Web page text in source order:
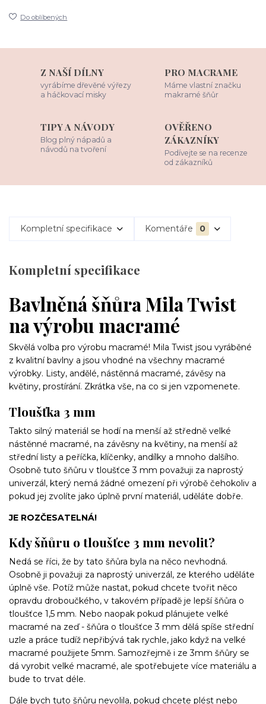
Do oblíbených
Z NAŠÍ DÍLNY
vyrábíme dřevěné výřezy
a háčkovací misky
PRO MACRAME
Máme vlastní značku
makramé šňůr
TIPY A NÁVODY
Blog plný nápadů a
návodů na tvoření
OVĚŘENO
ZÁKAZNÍKY
Podívejte se na recenze
od zákazníků
Kompletní specifikace Komentáře 0
Kompletní specifikace
Bavlněná šňůra Mila Twist
na výrobu macramé
Skvělá volba pro výrobu macramé! Mila Twist jsou vyráběné
z kvalitní bavlny a jsou vhodné na všechny macramé
výrobky. Listy, andělé, nástěnná macramé, závěsy na
květiny, prostírání. Zkrátka vše, na co si jen vzpomenete.
Tloušťka 3 mm
Takto silný materiál se hodí na menší až středně velké
nástěnné macramé, na závěsny na květiny, na menší až
střední listy a peříčka, klíčenky, andílky a mnoho dalšího.
Osobně tuto šňůru v tloušťce 3 mm považuji za naprostý
univerzál, který nemá žádné omezení při výrobě čehokoliv a
pokud jej zvolíte jako úplně první materiál, uděláte dobře.
JE ROZČESATELNÁ!
Kdy šňůru o tloušťce 3 mm nevolit?
Nedá se říci, že by tato šňůra byla na něco nevhodná.
Osobně ji považuji za naprostý univerzál, ze kterého uděláte
úplně vše. Potíž může nastat, pokud chcete tvořit něco
opravdu droboučkého, v takovém případě je lepší šňůra o
tloušťce 1,5 mm. Nebo naopak pokud plánujete velké
macramé na zeď - šňůra o tloušťce 3 mm dělá spíše střední
uzle a práce tudíž nepřibývá tak rychle, jako když na velké
macramé použijete 5mm. Samozřejmě i ze 3mm šňůry se
dá vyrobit velké macramé, ale spotřebujete více materiálu a
bude to trvat déle.
Dále bych tuto šňůru nevolila, pokud chcete plést nebo